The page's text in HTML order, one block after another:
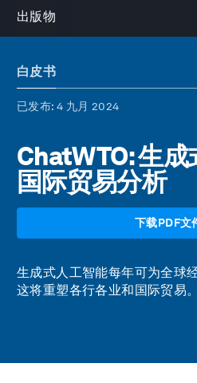
出版物
白皮书
已发布: 4 九月 2024
ChatWTO: 生
国际贸易分析
下载PDF文
生成式人工智能每年可为全球
这将重塑各行各业和国际贸易。